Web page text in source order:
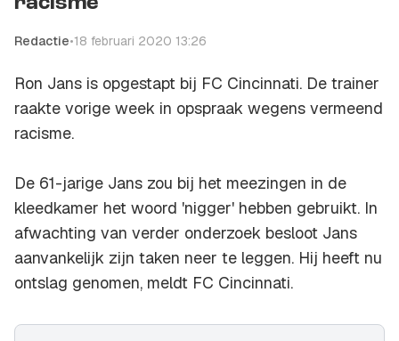
Redactie•18 februari 2020 13:26
Ron Jans is opgestapt bij FC Cincinnati. De trainer
raakte vorige week in opspraak wegens vermeend
racisme.
De 61-jarige Jans zou bij het meezingen in de
kleedkamer het woord 'nigger' hebben gebruikt. In
afwachting van verder onderzoek besloot Jans
aanvankelijk zijn taken neer te leggen. Hij heeft nu
ontslag genomen, meldt FC Cincinnati.